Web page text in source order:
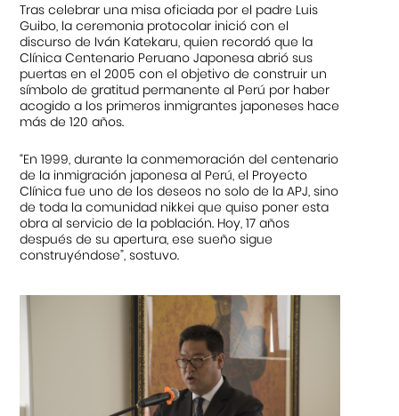
Tras celebrar una misa oficiada por el padre Luis
Guibo, la ceremonia protocolar inició con el
discurso de Iván Katekaru, quien recordó que la
Clínica Centenario Peruano Japonesa abrió sus
puertas en el 2005 con el objetivo de construir un
símbolo de gratitud permanente al Perú por haber
acogido a los primeros inmigrantes japoneses hace
más de 120 años.
“En 1999, durante la conmemoración del centenario
de la inmigración japonesa al Perú, el Proyecto
Clínica fue uno de los deseos no solo de la APJ, sino
de toda la comunidad nikkei que quiso poner esta
obra al servicio de la población. Hoy, 17 años
después de su apertura, ese sueño sigue
construyéndose”, sostuvo.